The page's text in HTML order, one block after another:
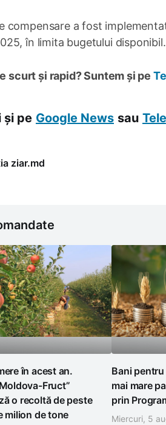
compensare a fost
în limita bugetului disponibil.
scurt și rapid? Suntem și pe
și pe Google News sau
ziar.md
în acest an.
Fruct”
o recoltă de peste
milion de tone
Bani
mai mare
prin
Miercuri, 5